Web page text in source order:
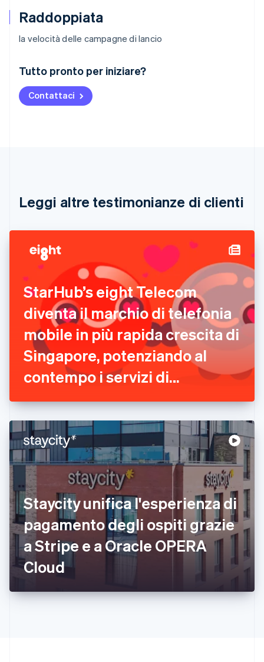
Raddoppiata
la velocità delle campagne di lancio
Tutto pronto per iniziare?
Contattaci
Leggi altre testimonianze di clienti
StarHub’s eight Telecom
diventa il marchio di telefonia
mobile in più rapida crescita di
Singapore, potenziando al
contempo i servizi di
pagamento con Stripe
Staycity unifica l'esperienza di
pagamento degli ospiti grazie
a Stripe e a Oracle OPERA
Cloud
Australia
English
Austria
DeutschEnglish
English Français
Cina continentale
Cipro
English
Croazia
English Italiano
Danimarca
English
Emirati Arabi Uniti
English
Estonia
English
Finlandia
English Svenska
Francia
Germania
Giappone
日本語English
Gibilterra
English
Grecia
India
English
Irlanda
English
Italia
Italiano English
Lettonia
Liechtenstein